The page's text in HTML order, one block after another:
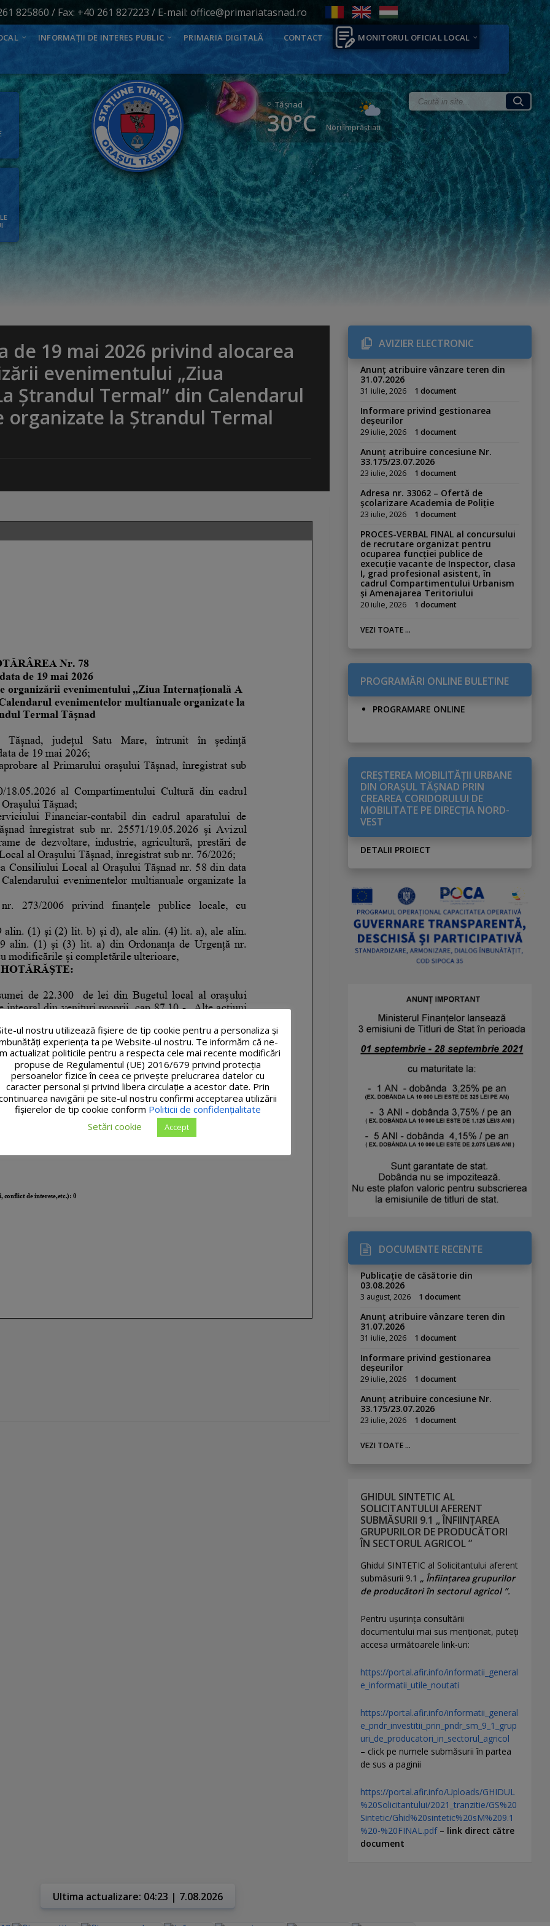
825860 / Fax: +40 261 827223 / E-mail: office@primariatasnad.ro
INFORMAȚII DE INTERES PUBLIC PRIMARIA DIGITALĂ CONTACT MONITORUL OFICIAL LOCAL
Tăşnad
30°C Nori împrăștiați
de 19 mai 2026 privind alocarea
evenimentului „Ziua
Ștrandul Termal” din Calendarul
la Ștrandul Termal
AVIZIER ELECTRONIC
Anunț atribuire vânzare teren din
31.07.2026
31 iulie, 2026 1 document
Informare privind gestionarea
deșeurilor
29 iulie, 2026 1 document
Anunț atribuire concesiune Nr.
33.175/23.07.2026
23 iulie, 2026 1 document
Adresa nr. 33062 – Ofertă de
școlarizare Academia de Poliție
23 iulie, 2026 1 document
PROCES-VERBAL FINAL al concursului
de recrutare organizat pentru
ocuparea funcției publice de
execuție vacante de Inspector, clasa
I, grad profesional asistent, în
cadrul Compartimentului Urbanism
și Amenajarea Teritoriului
20 iulie, 2026 1 document
VEZI TOATE ...
PROGRAMĂRI ONLINE BULETINE
PROGRAMARE ONLINE
CREŞTEREA MOBILITĂŢII URBANE
DIN ORAŞUL TĂŞNAD PRIN
CREAREA CORIDORULUI DE
MOBILITATE PE DIRECŢIA NORD-
VEST
DETALII PROIECT
DOCUMENTE RECENTE
Publicație de căsătorie din
03.08.2026
3 august, 2026 1 document
Anunț atribuire vânzare teren din
31.07.2026
31 iulie, 2026 1 document
Informare privind gestionarea
deșeurilor
29 iulie, 2026 1 document
Anunț atribuire concesiune Nr.
33.175/23.07.2026
23 iulie, 2026 1 document
VEZI TOATE ...
GHIDUL SINTETIC AL
SOLICITANTULUI AFERENT
SUBMĂSURII 9.1 „ ÎNFIINȚAREA
GRUPURILOR DE PRODUCĂTORI
ÎN SECTORUL AGRICOL ”
Ghidul SINTETIC al Solicitantului aferent
submăsurii 9.1 „ Înființarea grupurilor
de producători în sectorul agricol ”.
Pentru uşurinţa consultării
documentului mai sus menţionat, puteţi
accesa următoarele link-uri:
https://portal.afir.info/informatii_general
e_informatii_utile_noutati
https://portal.afir.info/informatii_general
e_pndr_investitii_prin_pndr_sm_9_1_grup
uri_de_producatori_in_sectorul_agricol
– click pe numele submăsurii în partea
de sus a paginii
https://portal.afir.info/Uploads/GHIDUL
%20Solicitantului/2021_tranzitie/GS%20
Sintetic/Ghid%20sintetic%20sM%209.1
%20-%20FINAL.pdf– link direct către
document
Ultima actualizare: 04:23 | 7.08.2026
ul nostru utilizează fişiere de tip cookie pentru a personaliza și
experiența ta pe Website-ul nostru. Te informăm că ne-
actualizat politicile pentru a respecta cele mai recente modificări
propuse de Regulamentul (UE) 2016/679 privind protecția
persoanelor fizice în ceea ce privește prelucrarea datelor cu
caracter personal și privind libera circulație a acestor date. Prin
navigării pe site-ul nostru confirmi acceptarea utilizării
fişierelor de tip cookie conform Politicii de confidențialitate
Setări cookie
Accept